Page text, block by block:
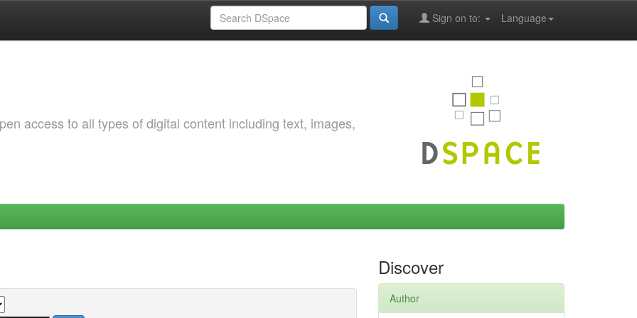
Language
Sign on to:
access to all types of digital content including text, images,
Discover
Author